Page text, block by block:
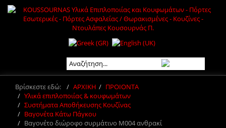
Βρίσκεστε εδώ: ΑΡΧΙΚΗ
ΠΡΟΙΟΝΤΑ
Υλικά επιπλοποιίας & κουφωμάτων
Συστήματα Αποθήκευσης Κουζίνας
Βαγονέτα Κάτω Πάγκου
Βαγονέτο διώροφο συρμάτινο Μ004 ανθρακί